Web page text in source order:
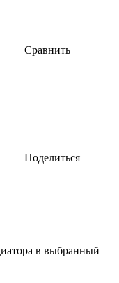
Сравнить
Поделиться
в выбранный